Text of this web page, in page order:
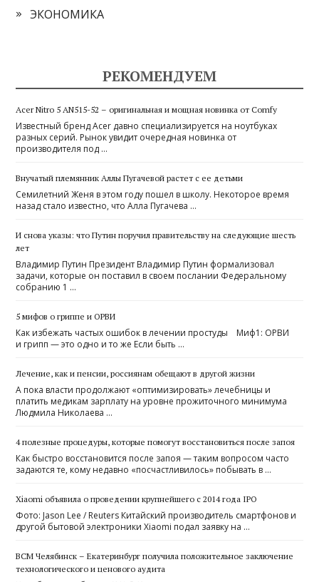
ЭКОНОМИКА
РЕКОМЕНДУЕМ
Acer Nitro 5 AN515-52 – оригинальная и мощная новинка от Comfy
Известный бренд Acer давно специализируется на ноутбуках
разных серий. Рынок увидит очередная новинка от
производителя под …
Внучатый племянник Аллы Пугачевой растет с ее детьми
Семилетний Женя в этом году пошел в школу. Некоторое время
назад стало известно, что Алла Пугачева …
И снова указы: что Путин поручил правительству на следующие шесть
лет
Владимир Путин Президент Владимир Путин формализовал
задачи, которые он поставил в своем послании Федеральному
собранию 1 …
5 мифов о гриппе и ОРВИ
Как избежать частых ошибок в лечении простуды Миф1: ОРВИ
и грипп — это одно и то же Если быть …
Лечение, как и пенсии, россиянам обещают в другой жизни
А пока власти продолжают «оптимизировать» лечебницы и
платить медикам зарплату на уровне прожиточного минимума
Людмила Николаева …
4 полезные процедуры, которые помогут восстановиться после запоя
Как быстро восстановится после запоя — таким вопросом часто
задаются те, кому недавно «посчастливилось» побывать в …
Xiaomi объявила о проведении крупнейшего с 2014 года IPO
Фото: Jason Lee / Reuters Китайский производитель смартфонов и
другой бытовой электроники Xiaomi подал заявку на …
ВСМ Челябинск – Екатеринбург получила положительное заключение
технологического и ценового аудита